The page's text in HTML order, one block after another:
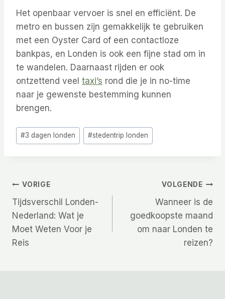
Het openbaar vervoer is snel en efficiënt. De
metro en bussen zijn gemakkelijk te gebruiken
met een Oyster Card of een contactloze
bankpas, en Londen is ook een fijne stad om in
te wandelen. Daarnaast rijden er ook
ontzettend veel taxi’s rond die je in no-time
naar je gewenste bestemming kunnen
brengen.
Bericht
tags:
#3 dagen londen #stedentrip londen
Bericht
navigatie
VORIGE
Tijdsverschil Londen-
Nederland: Wat je
Moet Weten Voor je
Reis
VOLGENDE
Wanneer is de
goedkoopste maand
om naar Londen te
reizen?